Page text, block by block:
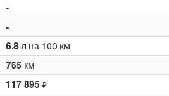
-
-
6.8л на 100 км
765км
117 895 ₽